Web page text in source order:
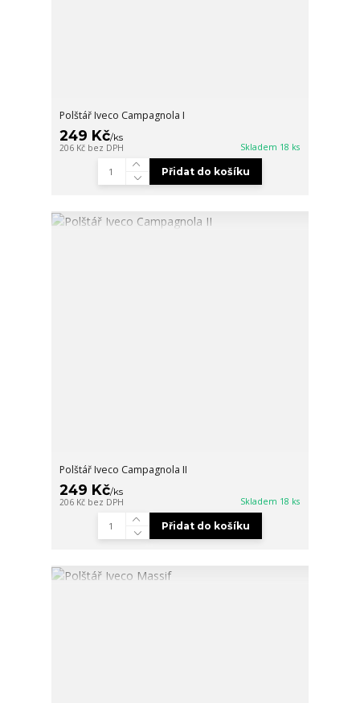
Polštář Iveco Campagnola I
249 Kč/ks
206 Kč bez DPH Skladem 18 ks
Přidat do košíku
Polštář Iveco Campagnola II
249 Kč/ks
206 Kč bez DPH Skladem 18 ks
Přidat do košíku